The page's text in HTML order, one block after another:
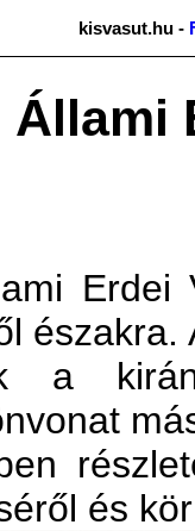
kisvasut.hu -
Erdei
a
és